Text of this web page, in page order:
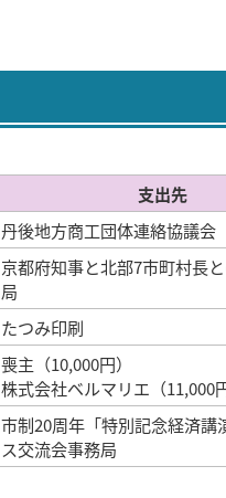
支出先
丹後地方商工団体連絡協議会
京都府知事と北部7市町村長
局
たつみ印刷
喪主（10,000円）
株式会社ベルマリエ（11,000円
市制20周年「特別記念経済講
ス交流会事務局